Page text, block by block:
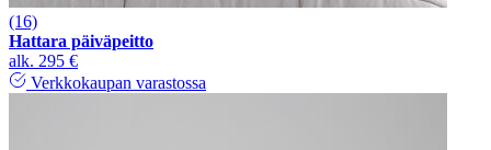
(16)
Hattara päiväpeitto
alk. 295 €
Verkkokaupan varastossa